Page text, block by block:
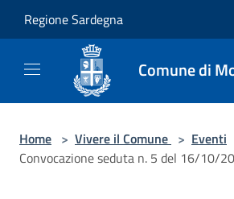
Regione Sardegna
Comune di
Home > Vivere il Comune > Eventi
Convocazione seduta n. 5 del 16/10/